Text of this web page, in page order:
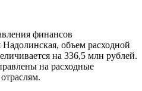
финансов
объем расходной
на 336,5 млн рублей.
на расходные